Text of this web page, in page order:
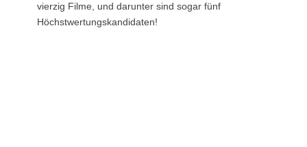
vierzig Filme, und darunter sind sogar fünf
Höchstwertungskandidaten!